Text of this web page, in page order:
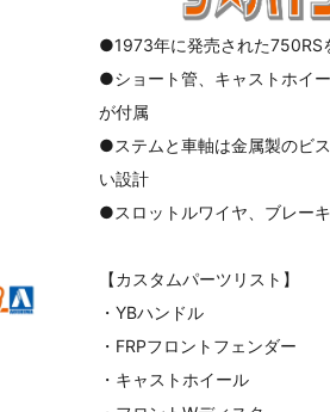
●1973年に発売された750RS
●ショート管、キャストホイ
が付属
●ステムと車軸は金属製のビ
い設計
●スロットルワイヤ、ブレー
【カスタムパーツリスト】
・YBハンドル
・FRPフロントフェンダー
・キャストホイール